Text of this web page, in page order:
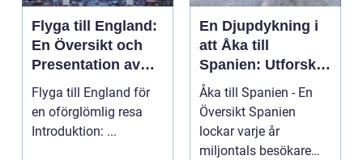
Flyga till England:
En Översikt och
Presentation av
Resmöjligheter
Flyga till England för
en oförglömlig resa
Introduktion: ...
En Djupdykning i
att Åka till
Spanien: Utforska
det
Mångfacetterade
Spanien
Åka till Spanien - En
Översikt Spanien
lockar varje år
miljontals besökare